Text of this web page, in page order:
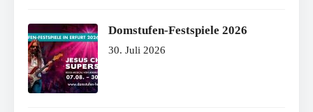
Domstufen-Festspiele 2026
30. Juli 2026